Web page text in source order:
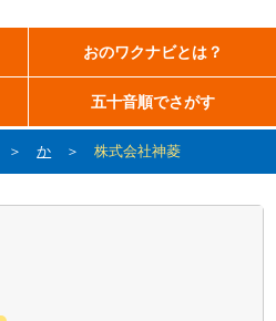
おのワクナビとは？
五十音順でさがす
＞か ＞株式会社神菱